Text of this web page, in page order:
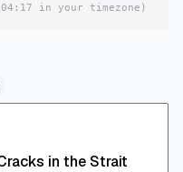
in your timezone)
in the Strait